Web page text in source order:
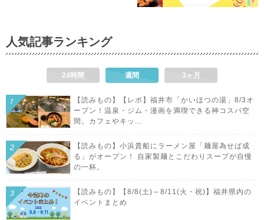
人気記事ランキング
24時間 週間 3ヶ月
【読みもの】【レポ】福井市「かいほつの湯」8/3オ
ープン！温泉・ジム・漫画を満喫できる神コスパ空
間。カフェやキッ...
【読みもの】小浜貴船にラーメン屋「麺屋為せば成
る」がオープン！ 自家製麺とこだわりスープが自慢
の一杯。
【読みもの】【8/8(土)～8/11(火・祝)】福井県内の
イベントまとめ